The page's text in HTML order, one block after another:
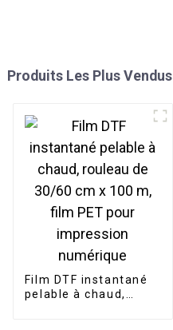
Produits Les Plus Vendus
Film DTF instantané
pelable à chaud,